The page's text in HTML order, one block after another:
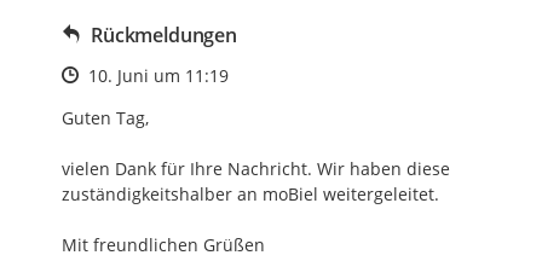
Rückmeldungen
Zeitpunkt des Erstellens
10. Juni um 11:19
Guten Tag,
vielen Dank für Ihre Nachricht. Wir haben diese
zuständigkeitshalber an moBiel weitergeleitet.
Mit freundlichen Grüßen